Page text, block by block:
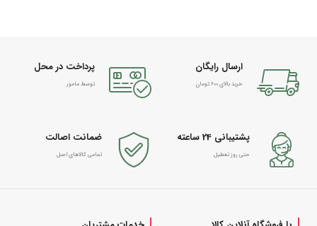
ارسال رایگان
خرید بالای 600 تومان
پرداخت در محل
توسط مامور
پشتیبانی 24 ساعته
حتی روز تعطیل
ضمانت اصالت
تمامی کالاهای اصل